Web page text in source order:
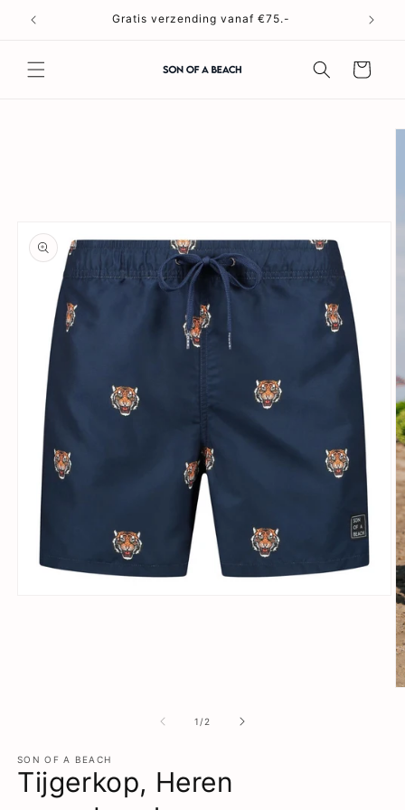
naar de
Gratis verzending vanaf €75.-
Winkelwagen
1 /van
2
SON OF A BEACH
Tijgerkop, Heren